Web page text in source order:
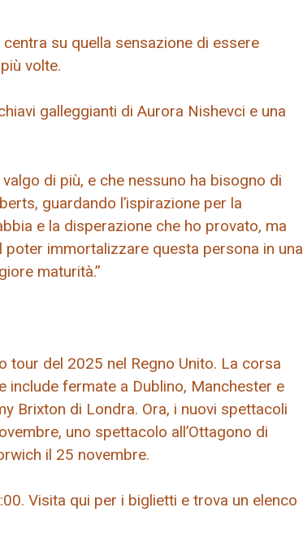
su quella sensazione di essere
volte.
galleggianti di Aurora Nishevci e una
di più, e che nessuno ha bisogno di
guardando l’ispirazione per la
e la disperazione che ho provato, ma
immortalizzare questa persona in una
maturità.”
tour del 2025 nel Regno Unito. La corsa
include fermate a Dublino, Manchester e
Brixton di Londra. Ora, i nuovi spettacoli
uno spettacolo all’Ottagono di
il 25 novembre.
Visita qui per i biglietti e trova un elenco